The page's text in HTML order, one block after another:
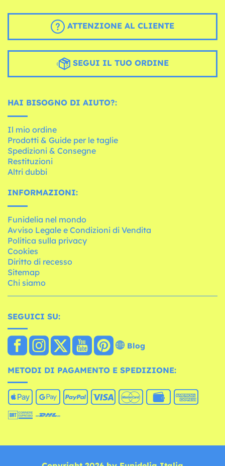
ATTENZIONE AL CLIENTE
SEGUI IL TUO ORDINE
HAI BISOGNO DI AIUTO?:
Il mio ordine
Prodotti & Guide per le taglie
Spedizioni & Consegne
Restituzioni
Altri dubbi
INFORMAZIONI:
Funidelia nel mondo
Avviso Legale e Condizioni di Vendita
Politica sulla privacy
Cookies
Diritto di recesso
Sitemap
Chi siamo
SEGUICI SU:
Blog
METODI DI PAGAMENTO E SPEDIZIONE: